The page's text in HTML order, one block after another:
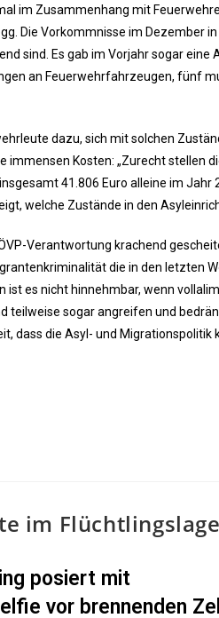
im Zusammenhang mit
Die Vorkommnisse im Dezember
sind. Es gab im Vorjahr sogar
an Feuerwehrfahrzeugen, fünf
dazu, sich mit solchen
Kosten: „Zurecht stellen
41.806 Euro alleine im Jahr
welche Zustände in den
Verantwortung krachend
die in den letzten
ist es nicht hinnehmbar, wenn
teilweise sogar angreifen und
dass die Asyl- und
im
posiert mit
vor brennenden